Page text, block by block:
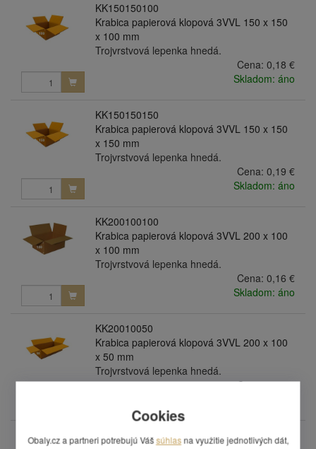
KK150150100
Krabica papierová klopová 3VVL 150 x 150
x 100 mm
Trojvrstvová lepenka hnedá.
Cena: 0,18 €
Skladom: áno
KK150150150
Krabica papierová klopová 3VVL 150 x 150
x 150 mm
Trojvrstvová lepenka hnedá.
Cena: 0,19 €
Skladom: áno
KK200100100
Krabica papierová klopová 3VVL 200 x 100
x 100 mm
Trojvrstvová lepenka hnedá.
Cena: 0,16 €
Skladom: áno
KK20010050
Krabica papierová klopová 3VVL 200 x 100
x 50 mm
Trojvrstvová lepenka hnedá.
Cena:0,19 €
KK200150100
Cookies
Obaly.cz a partneri potrebujú Vášsúhlas na využitie jednotlivých dát,